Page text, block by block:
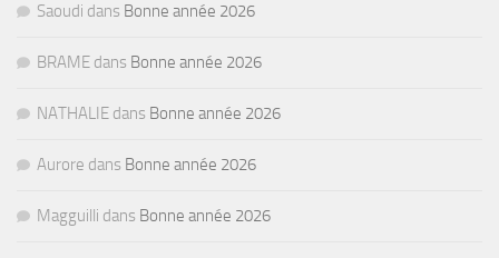
Saoudi dans Bonne année 2026
BRAME dans Bonne année 2026
NATHALIE dans Bonne année 2026
Aurore dans Bonne année 2026
Magguilli dans Bonne année 2026